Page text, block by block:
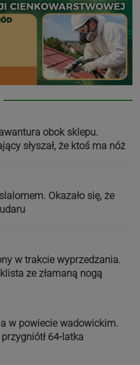
obok sklepu.
słyszał, że ktoś ma nóż
Okazało się, że
w trakcie wyprzedzania.
ze złamaną nogą
w powiecie wadowickim.
64-latka